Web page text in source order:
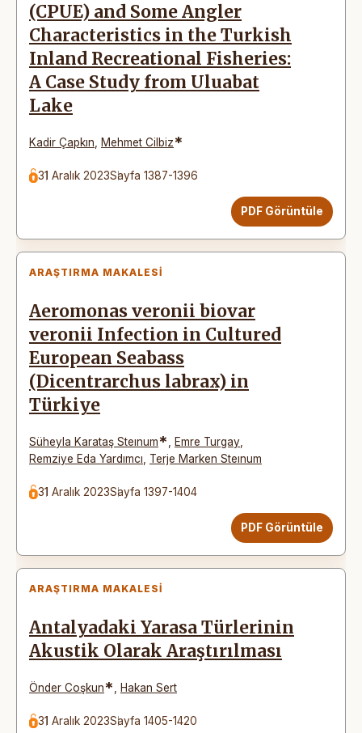
(CPUE) and Some Angler
Characteristics in the Turkish
Inland Recreational Fisheries:
A Case Study from Uluabat
Lake
Kadir Çapkın Mehmet Cilbiz*
31 Aralık 2023Sayfa 1387-1396
PDF Görüntüle
ARAŞTIRMA MAKALESI
Aeromonas veronii biovar
veronii Infection in Cultured
European Seabass
(Dicentrarchus labrax) in
Türkiye
Süheyla Karataş Steınum* Emre Turgay
Remziye Eda Yardımcı
Terje Marken Steınum
31 Aralık 2023Sayfa 1397-1404
PDF Görüntüle
ARAŞTIRMA MAKALESI
Antalyadaki Yarasa Türlerinin
Akustik Olarak Araştırılması
Önder Coşkun* Hakan Sert
31 Aralık 2023Sayfa 1405-1420